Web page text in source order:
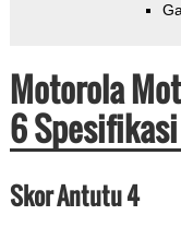
Motorola
6
Skor Antutu 4